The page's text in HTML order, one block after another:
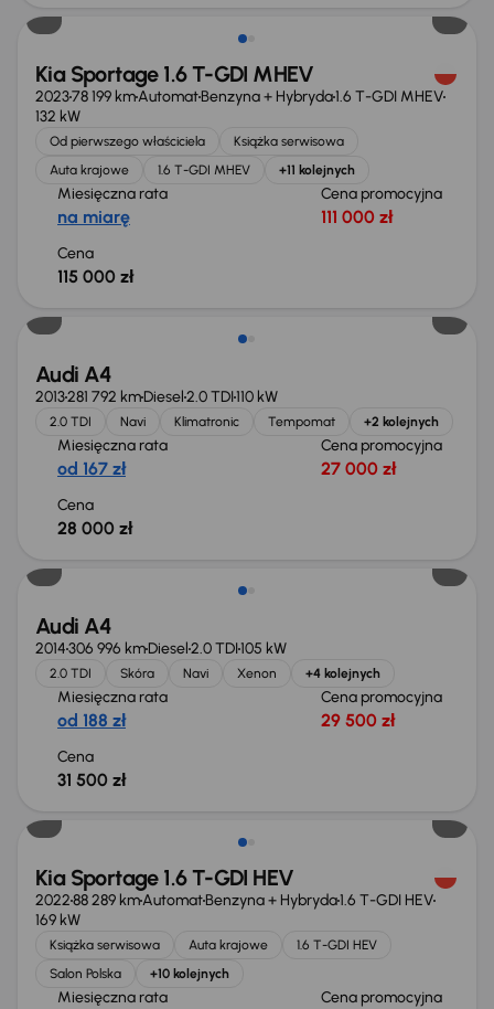
Kia Sportage 1.6 T-GDI MHEV
202378 199 kmAutomatBenzyna + Hybryda1.6 T-GDI MHEV
132 kW
Od pierwszego właściciela
Książka serwisowa
Auta krajowe
1.6 T-GDI MHEV +11 kolejnych
Miesięczna rata
na miarę
Cena promocyjna
111 000 zł
Cena
115 000 zł
Audi A4
2013281 792 kmDiesel2.0 TDI110 kW
2.0 TDI Navi Klimatronic Tempomat +2 kolejnych
Miesięczna rata
od 167 zł
Cena promocyjna
27 000 zł
Cena
28 000 zł
Audi A4
2014306 996 kmDiesel2.0 TDI105 kW
2.0 TDI Skóra Navi Xenon +4 kolejnych
Miesięczna rata
od 188 zł
Cena promocyjna
29 500 zł
Cena
31 500 zł
Możliwość odliczenia VAT
Kia Sportage 1.6 T-GDI HEV
202288 289 kmAutomatBenzyna + Hybryda1.6 T-GDI HEV
169 kW
Książka serwisowa Auta krajowe
1.6 T-GDI HEV
Salon Polska
+10 kolejnych
Miesięczna rata Cena promocyjna